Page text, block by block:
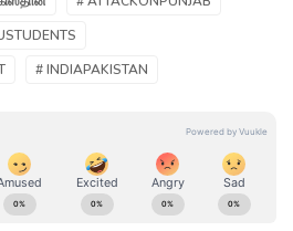
# INDIAPAKISTAN